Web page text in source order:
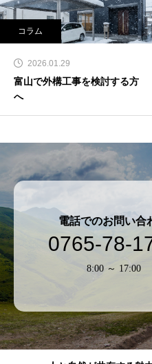
コラム
2026.01.29
富山で外構工事を検討する方
へ
電話でのお問い合
0765-78-
8:00 ～ 17:00